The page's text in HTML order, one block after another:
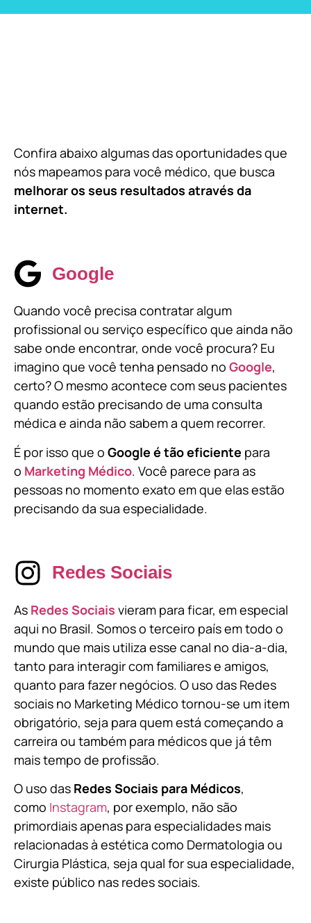
Confira abaixo algumas das oportunidades que
nós mapeamos para você médico, que busca
melhorar os seus resultados através da
internet.
Google
Quando você precisa contratar algum
profissional ou serviço específico que ainda não
sabe onde encontrar, onde você procura? Eu
imagino que você tenha pensado no Google,
certo? O mesmo acontece com seus pacientes
quando estão precisando de uma consulta
médica e ainda não sabem a quem recorrer.
É por isso que o Google é tão eficiente para
o Marketing Médico. Você parece para as
pessoas no momento exato em que elas estão
precisando da sua especialidade.
Redes Sociais
As Redes Sociais vieram para ficar, em especial
aqui no Brasil. Somos o terceiro país em todo o
mundo que mais utiliza esse canal no dia-a-dia,
tanto para interagir com familiares e amigos,
quanto para fazer negócios. O uso das Redes
sociais no Marketing Médico tornou-se um item
obrigatório, seja para quem está começando a
carreira ou também para médicos que já têm
mais tempo de profissão.
O uso das Redes Sociais para Médicos,
como Instagram, por exemplo, não são
primordiais apenas para especialidades mais
relacionadas à estética como Dermatologia ou
Cirurgia Plástica, seja qual for sua especialidade,
existe público nas redes sociais.